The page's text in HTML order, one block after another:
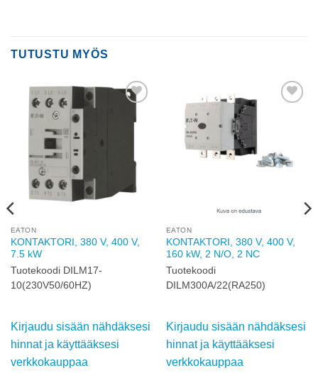
TUTUSTU MYÖS
wishlist
EATON
KONTAKTORI, 380 V, 400 V,
7.5 kW
Tuotekoodi DILM17-
10(230V50/60HZ)
Kirjaudu sisään nähdäksesi
hinnat ja käyttääksesi
verkkokauppaa
EATON
KONTAKTORI, 380 V, 400 V,
160 kW, 2 N/O, 2 NC
Tuotekoodi
DILM300A/22(RA250)
Kirjaudu sisään nähdäksesi
hinnat ja käyttääksesi
verkkokauppaa